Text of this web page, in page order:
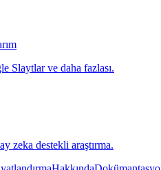
Slaytlar ve daha fazlası.
zeka destekli araştırma.